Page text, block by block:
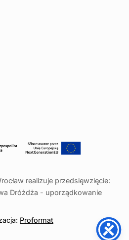
realizuje przedsięwzięcie:
Dróżdża - uporządkowanie
Proformat